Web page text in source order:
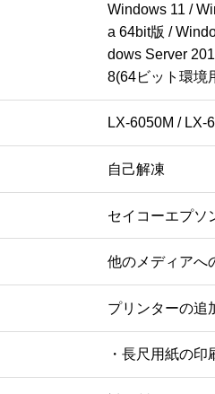
Windows 11 /
a 64bit版 /
dows Server
8(64ビット環境
LX-6050M / LX-
自己解凍
セイコーエプソ
他のメディアへ
プリンターの追
・長尺用紙の印